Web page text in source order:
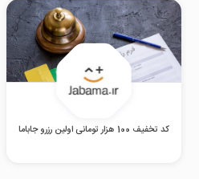
کد تخفیف 100 هزار تومانی اولین رزرو جاباما